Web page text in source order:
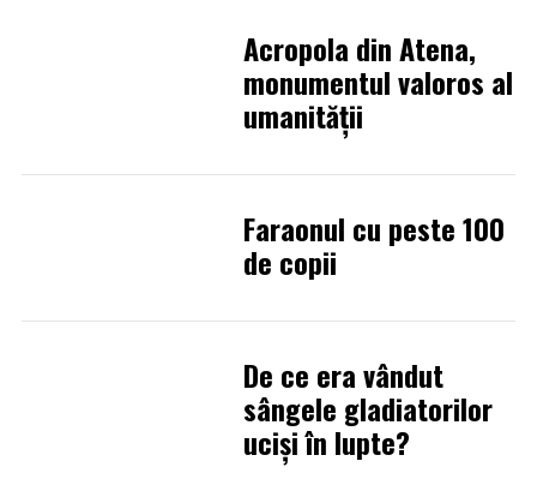
Acropola din Atena,
monumentul valoros al
umanității
Faraonul cu peste 100
de copii
De ce era vândut
sângele gladiatorilor
ucişi în lupte?